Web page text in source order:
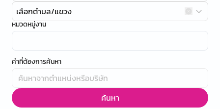
เลือกตำบล/แขวง
หมวดหมู่งาน
คำที่ต้องการค้นหา
ค้นหา